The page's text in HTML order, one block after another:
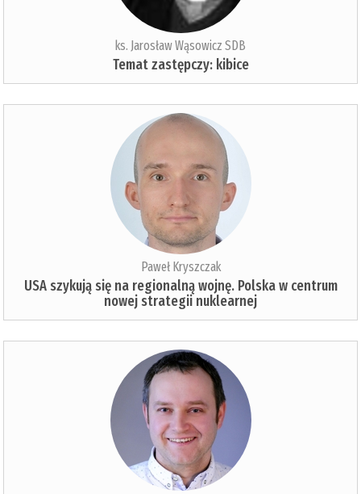
ks. Jarosław Wąsowicz SDB
Temat zastępczy: kibice
Paweł Kryszczak
USA szykują się na regionalną wojnę. Polska w centrum
nowej strategii nuklearnej